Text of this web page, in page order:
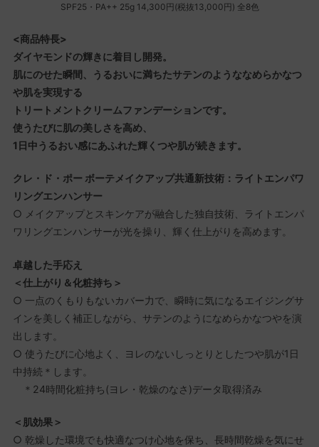
SPF25・PA++ 25g 14,300円(税抜13,000円) 全8色
<商品特長>
ダイヤモンドの輝きに着目し開発。
肌にのせた瞬間、うるおいに満ちたサテンのようななめらかなつ
や肌を実現する
トリートメントクリームファンデーションです。
使うたびに肌の美しさを高め、
1日中うるおい感にあふれた輝くつや肌が続きます。
クレ・ド・ポー ボーテメイクアップ共通新技術：ライトエンパワ
リングエンハンサー
○ メイクアップとスキンケアが融合した独自技術、ライトエンパ
ワリングエンハンサーが光を操り、輝く仕上がりを高めます。
卓越した手応え
＜仕上がり＆化粧持ち＞
○ 一点のくもりもないカバー力で、瞬時に気になるエイジングサ
インを美しく補正しながら、サテンのようになめらかなつやを演
出します。
○ 使うたびに心地よく、ヨレのないしっとりとしたつや肌が1日
中持続＊します。
＊24時間化粧持ち(ヨレ・乾燥のなさ)データ取得済み
＜肌効果＞
○ 乾燥した環境でも快適なつけ心地を保ち、長時間乾燥を気にせ